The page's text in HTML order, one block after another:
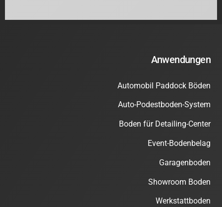
Anwendungen
Automobil Paddock Böden
Auto-Podestboden-System
Boden für Detailing-Center
Event-Bodenbelag
Garagenboden
Showroom Boden
Werkstattboden